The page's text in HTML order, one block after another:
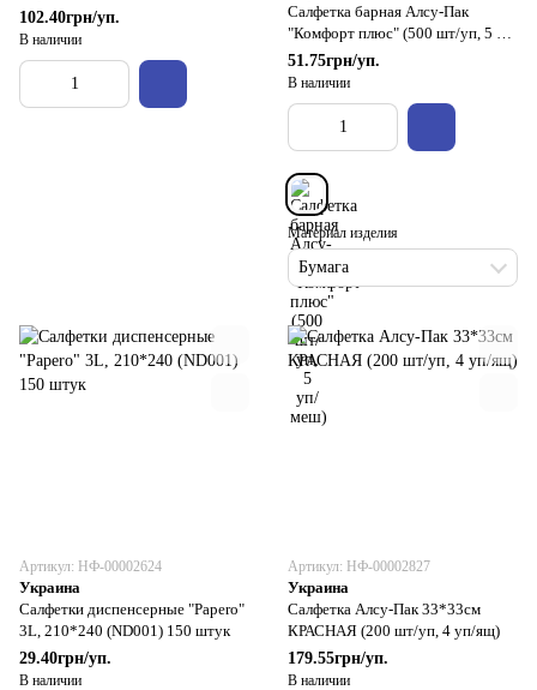
102.40грн/уп.
В наличии
Салфетка барная Алсу-Пак
"Комфорт плюс" (500 шт/уп, 5 уп/
меш)
51.75грн/уп.
В наличии
Материал изделия
Бумага
Артикул: НФ-00002624
Украина
Салфетки диспенсерные "Papero"
3L, 210*240 (ND001) 150 штук
29.40грн/уп.
В наличии
Артикул: НФ-00002827
Украина
Салфетка Алсу-Пак 33*33см
КРАСНАЯ (200 шт/уп, 4 уп/ящ)
179.55грн/уп.
В наличии